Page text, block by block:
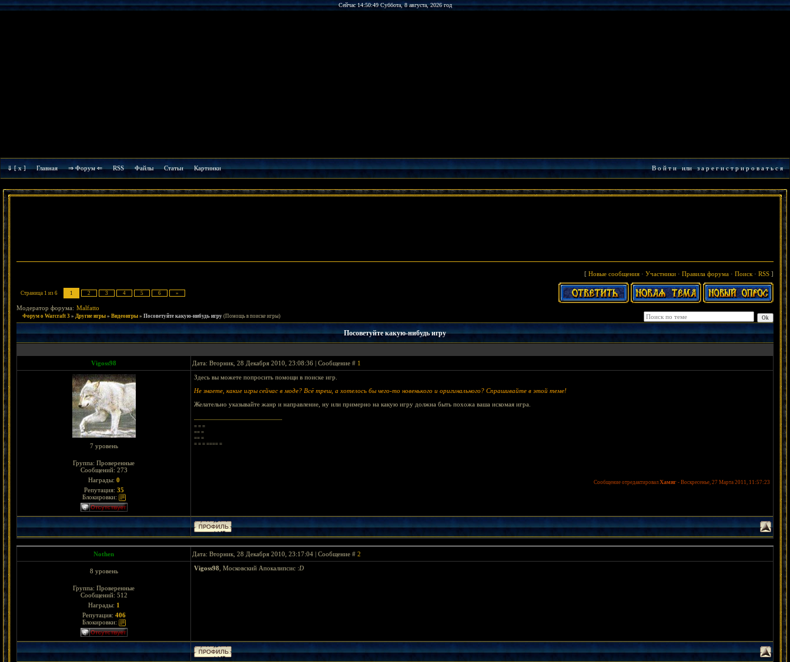
Сейчас 14:50:49 Суббота, 8 августа, 2026 год
⇓ [ x ] Главная ⇒ Форум ⇐ RSS Файлы Cтатьи Картинки В о й т иилиз а р е г и с т р и р о в а т ь с я
[ Новые сообщения · Участники · Правила форума · Поиск · RSS ]
Страница 1 из 6 1 2 3 4 5 6 »
Модератор форума: Malfatto
Форум о Warcraft 3 » Другие игры » Видеоигры » Посоветуйте какую-нибудь игру (Помощь в поиске игры)
Посоветуйте какую-нибудь игру
Vigoss98 Дата: Вторник, 28 Декабря 2010, 23:08:36 | Сообщение # 1
7 уровень
Группа: Проверенные
Сообщений: 273
Награды: 0
Репутация: 35
Блокировки:
Здесь вы можете попросить помощи в поиске игр.
Не знаете, какие игры сейчас в моде? Всё треш, а хотелось бы чего-то новенького и оригинального? Спрашивайте в этой теме!
Желательно указывайте жанр и направление, ну или примерно на какую игру должна быть похожа ваша искомая игра.
= = =
== =
== =
= = = ==== =
Сообщение отредактировал Хамяг - Воскресенье, 27 Марта 2011, 11:57:23
Nothen Дата: Вторник, 28 Декабря 2010, 23:17:04 | Сообщение # 2
8 уровень
Группа: Проверенные
Сообщений: 512
Награды: 1
Репутация: 406
Блокировки:
Vigoss98 , Московский Апокалипсис :D